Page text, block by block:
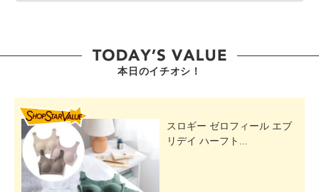
本日のイチオシ！
スロギー ゼロフィール エブ
リデイ ハーフト...